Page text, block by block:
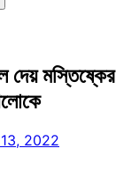
দেয় মস্তিষ্কের
2022